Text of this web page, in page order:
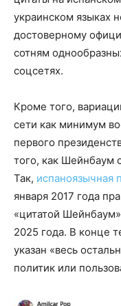
украинском языках
достоверному
сотням
соцсетях.
Кроме того,
сети как минимум
первого
того, как Шейнбаум
Так, испаноязычная
января 2017 года
«цитатой
2025 года. В конце
указан «весь
политик или